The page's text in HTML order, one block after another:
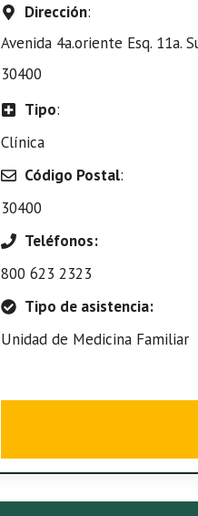
Dirección:
Avenida 4a.oriente Esq. 11a.
30400
Tipo:
Clínica
Código Postal:
30400
Teléfonos:
800 623 2323
Tipo de asistencia:
Unidad de Medicina Familiar